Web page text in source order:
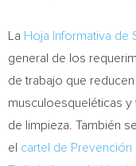
La Hoja Informativa de
general de los
de trabajo que
musculoesqueléticas
de limpieza. También
el cartel de